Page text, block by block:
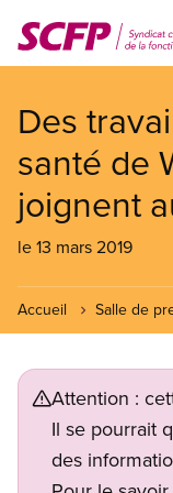
au
contenu
Des
santé de
joignent
le 13 mars 2019
Accueil Salle de
Attention :
Il se pourrait
des